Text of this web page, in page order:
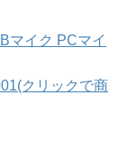
マイク PCマイ
クリックで商